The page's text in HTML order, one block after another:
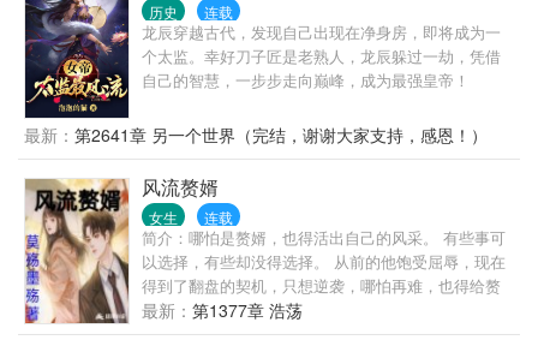
历史 连载
龙辰穿越古代，发现自己出现在净身房，即将成为一
个太监。幸好刀子匠是老熟人，龙辰躲过一劫，凭借
自己的智慧，一步步走向巅峰，成为最强皇帝！
最新： 第2641章 另一个世界（完结，谢谢大家支持，感恩！）
风流赘婿
女生 连载
简介：哪怕是赘婿，也得活出自己的风采。 有些事可
以选择，有些却没得选择。 从前的他饱受屈辱，现在
得到了翻盘的契机，只想逆袭，哪怕再难，也得给赘
婿正名，来人间一趟，不能留有遗憾。 美人，江山，
我都要。
最新： 第1377章 浩荡